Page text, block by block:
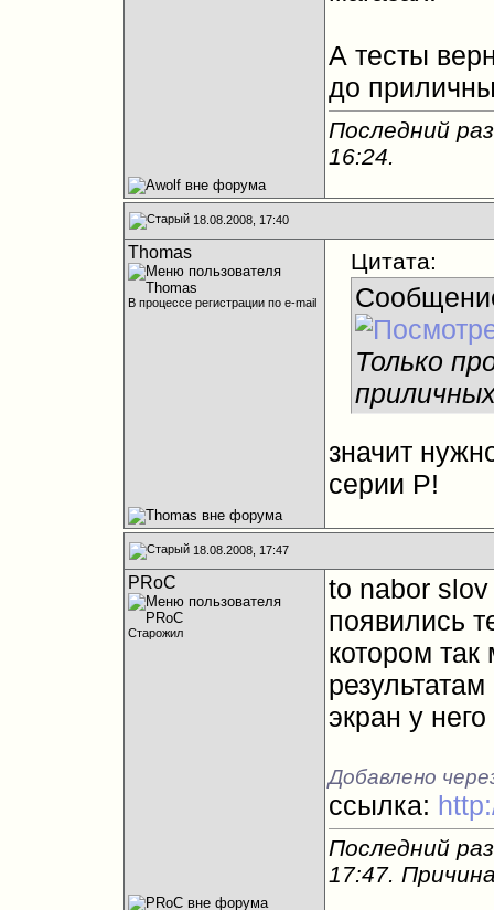
А тесты
до
Последний
16:24.
18.08.2008, 17:40
Thomas
В процессе регистрации по e-mail
Цитата:
Только
значит
серии P!
18.08.2008, 17:47
PRoC
Старожил
to nabor slov
появились
котором
экран у
Добавлено
ссылка:
Последний
17:47.